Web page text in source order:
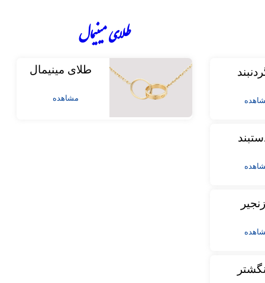
زنجیر
طلای مینیمال
طلای مینیمال
مشاهده